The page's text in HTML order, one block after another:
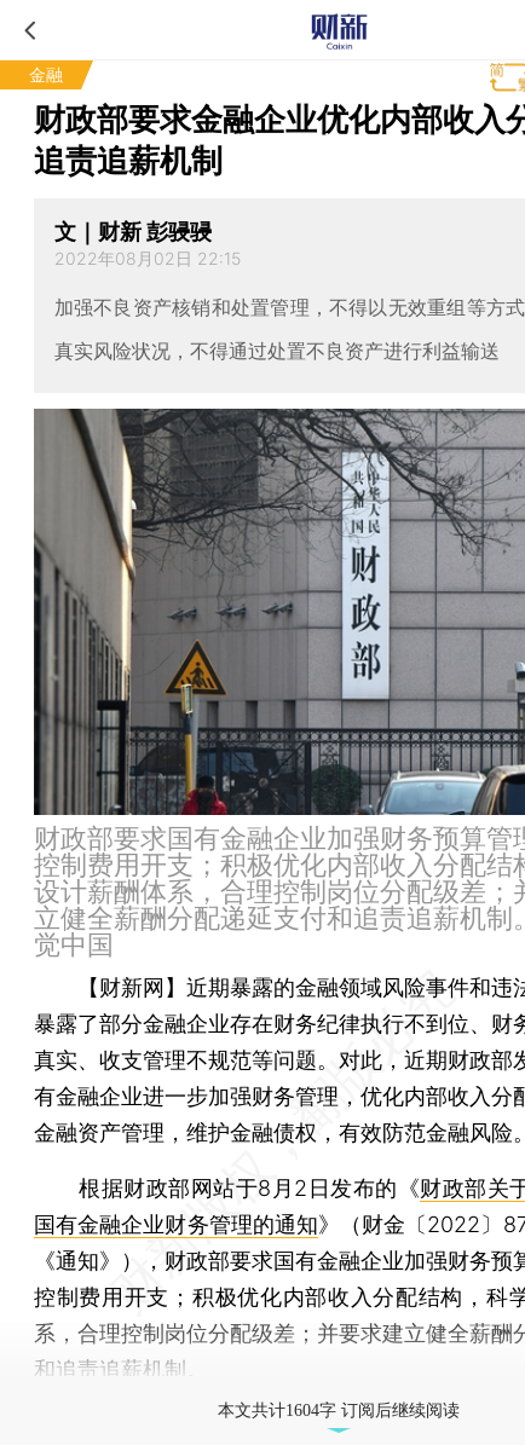
金融
财政部要求金融企业优化内部收入
追责追薪机制
文｜财新 彭骎骎
2022年08月02日 22:15
加强不良资产核销和处置管理，不得以无效重组等方
真实风险状况，不得通过处置不良资产进行利益输送
财政部要求国有金融企业加强财务预算管
控制费用开支；积极优化内部收入分配结
设计薪酬体系，合理控制岗位分配级差；
立健全薪酬分配递延支付和追责追薪机制
觉中国
【财新网】 近期暴露的金融领域风险事件和违
暴露了部分金融企业存在财务纪律执行不到位、财
真实、收支管理不规范等问题。对此，近期财政部
有金融企业进一步加强财务管理，优化内部收入分
金融资产管理，维护金融债权，有效防范金融风险。
根据财政部网站于8月2日发布的《财政部关
国有金融企业财务管理的通知》（财金〔2022〕
《通知》），财政部要求国有金融企业加强财务预
控制费用开支；积极优化内部收入分配结构，科
系，合理控制岗位分配级差；并要求建立健全薪酬
和追责追薪机制。
本文共计1604字 订阅后继续阅读